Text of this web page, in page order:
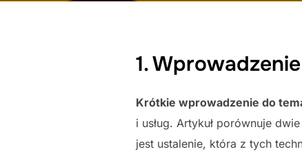
1. Wprowadzenie
Krótkie wprowadzenie do
i usług. Artykuł porównuje
jest ustalenie, która z tych